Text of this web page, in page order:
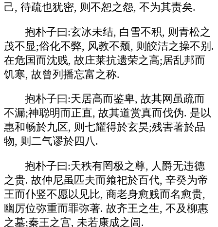
己, 待疏也犹密, 则不恕之怨, 不为其责矣.
抱朴子曰:玄冰未结, 白雪不积, 则青松之
茂不显;俗化不弊, 风教不颓, 则皎洁之操不别.
在危国而沈贱, 故庄莱抗遗荣之高;居乱邦而
饥寒, 故曾列播忘富之称.
抱朴子曰:天居高而鉴卑, 故其网虽疏而
不漏;神聪明而正直, 故其道赏真而伐伪. 是以
惠和畅於九区, 则七耀得於玄昊;残害著於品
物, 则二气谬於四八.
抱朴子曰:天秩有罔极之尊, 人爵无违德
之贵. 故仲尼虽匹夫而飨祀於百代, 辛癸为帝
王而仆竖不愿以见比, 商老身愈贱而名愈贵,
幽厉位弥重而罪弥著. 故齐王之生, 不及柳惠
之墓;秦王之宫, 未若康成之闾.